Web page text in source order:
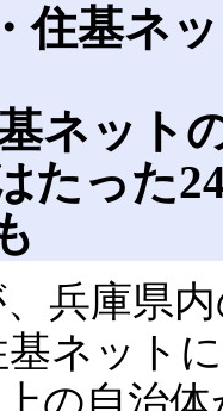
住基ネ
トの
たった
兵庫県内
ネット